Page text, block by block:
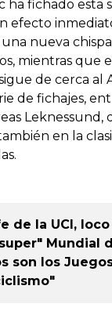
ha fichado esta
efecto
nueva
mientras que
de cerca al
de fichajes,
Leknessund,
en la
de la UCI,
Mundial
son los